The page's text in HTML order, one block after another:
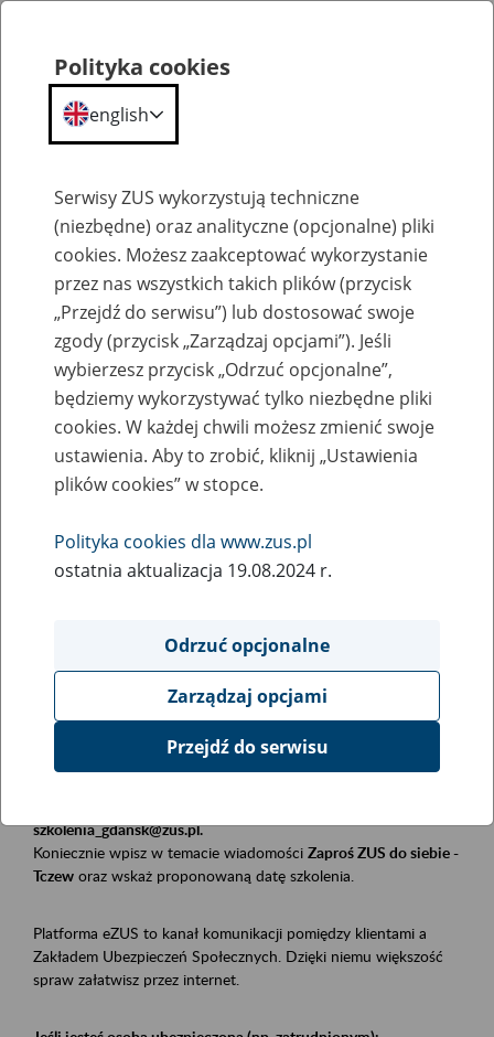
Szkolenia
Zaproś ZUS do siebie: eZUS, wizyty
rezerwowane, e-wizyty, Aktywni 50+
Rodzaj wydarzenia
Szkolenia
Płatnicy, ubezpieczeni, świadczeniobiorcy
Event description
Szkolenie stacjonarne w siedzibie firmy, instytucji, urzędu.
szkolenia_gdansk@zus.pl.
Koniecznie wpisz w temacie wiadomości Zaproś ZUS do siebie -
Tczew oraz wskaż proponowaną datę szkolenia.
Platforma eZUS to kanał komunikacji pomiędzy klientami a
Zakładem Ubezpieczeń Społecznych. Dzięki niemu większość
spraw załatwisz przez internet.
Polityka cookies
english
Serwisy ZUS wykorzystują techniczne
(niezbędne) oraz analityczne (opcjonalne) pliki
cookies. Możesz zaakceptować wykorzystanie
przez nas wszystkich takich plików (przycisk
„Przejdź do serwisu”) lub dostosować swoje
zgody (przycisk „Zarządzaj opcjami”). Jeśli
wybierzesz przycisk „Odrzuć opcjonalne”,
będziemy wykorzystywać tylko niezbędne pliki
cookies. W każdej chwili możesz zmienić swoje
ustawienia. Aby to zrobić, kliknij „Ustawienia
plików cookies” w stopce.
Polityka cookies dla www.zus.pl
ostatnia aktualizacja 19.08.2024 r.
Odrzuć opcjonalne
Zarządzaj opcjami
Przejdź do serwisu